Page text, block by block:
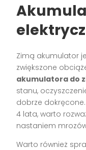
Zimą akumulator
zwiększone
akumulatora do
stanu,
dobrze
4 lata, warto
nastaniem
Warto również